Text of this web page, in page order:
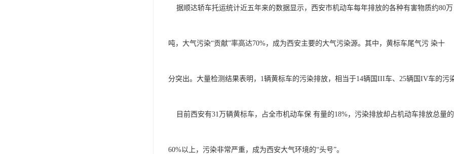
吨，大气污染“贡献”率高达70%，成为西安主要的大气污染源。其中，黄标车尾气污 染十
分突出。大量检测结果表明，1辆黄标车的污染排放，相当于14辆国III车、25辆国IV车的污
60%以上，污染非常严重，成为西安大气环境的“头号”。